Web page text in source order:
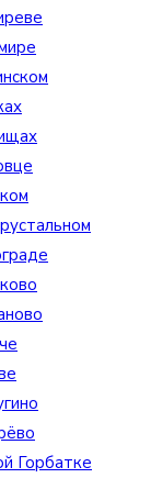
Горбатке